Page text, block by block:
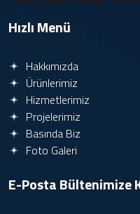
Havuz
Hızlı Menü
Hakkımızda
Ürünlerimiz
Hizmetlerimiz
Projelerimiz
Basında Biz
Foto Galeri
E-Posta Bültenimize